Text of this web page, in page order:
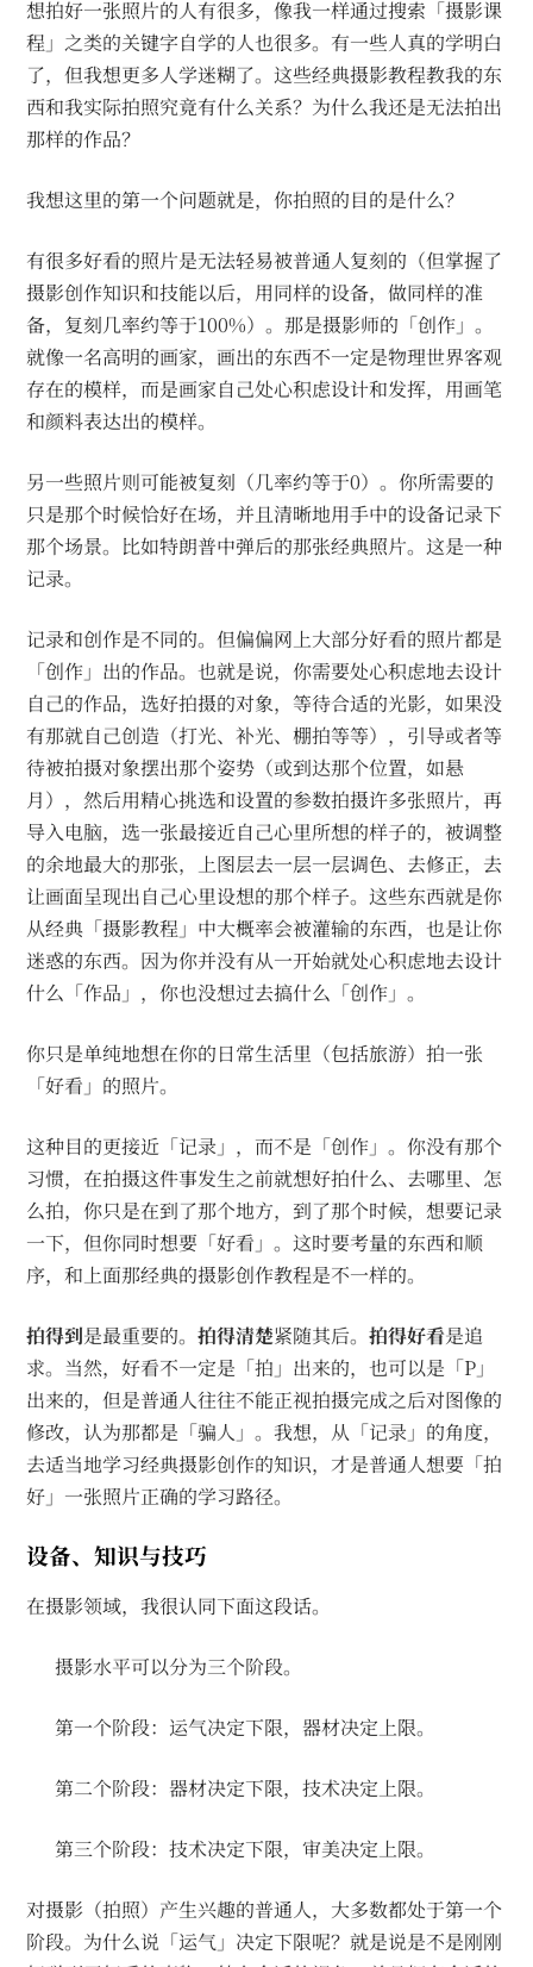
想拍好一张照片的人有很多，像我一样通过搜索「摄影课
程」之类的关键字自学的人也很多。有一些人真的学明白
了，但我想更多人学迷糊了。这些经典摄影教程教我的东
西和我实际拍照究竟有什么关系？为什么我还是无法拍出
那样的作品？
我想这里的第一个问题就是，你拍照的目的是什么？
有很多好看的照片是无法轻易被普通人复刻的（但掌握了
摄影创作知识和技能以后，用同样的设备，做同样的准
备，复刻几率约等于100%）。那是摄影师的「创作」。
就像一名高明的画家，画出的东西不一定是物理世界客观
存在的模样，而是画家自己处心积虑设计和发挥，用画笔
和颜料表达出的模样。
另一些照片则可能被复刻（几率约等于0）。你所需要的
只是那个时候恰好在场，并且清晰地用手中的设备记录下
那个场景。比如特朗普中弹后的那张经典照片。这是一种
记录。
记录和创作是不同的。但偏偏网上大部分好看的照片都是
「创作」出的作品。也就是说，你需要处心积虑地去设计
自己的作品，选好拍摄的对象，等待合适的光影，如果没
有那就自己创造（打光、补光、棚拍等等），引导或者等
待被拍摄对象摆出那个姿势（或到达那个位置，如悬
月），然后用精心挑选和设置的参数拍摄许多张照片，再
导入电脑，选一张最接近自己心里所想的样子的，被调整
的余地最大的那张，上图层去一层一层调色、去修正，去
让画面呈现出自己心里设想的那个样子。这些东西就是你
从经典「摄影教程」中大概率会被灌输的东西，也是让你
迷惑的东西。因为你并没有从一开始就处心积虑地去设计
什么「作品」，你也没想过去搞什么「创作」。
你只是单纯地想在你的日常生活里（包括旅游）拍一张
「好看」的照片。
这种目的更接近「记录」，而不是「创作」。你没有那个
习惯，在拍摄这件事发生之前就想好拍什么、去哪里、怎
么拍，你只是在到了那个地方，到了那个时候，想要记录
一下，但你同时想要「好看」。这时要考量的东西和顺
序，和上面那经典的摄影创作教程是不一样的。
拍得到是最重要的。拍得清楚紧随其后。拍得好看是追
求。当然，好看不一定是「拍」出来的，也可以是「P」
出来的，但是普通人往往不能正视拍摄完成之后对图像的
修改，认为那都是「骗人」。我想，从「记录」的角度，
去适当地学习经典摄影创作的知识，才是普通人想要「拍
好」一张照片正确的学习路径。
设备、知识与技巧
在摄影领域，我很认同下面这段话。
摄影水平可以分为三个阶段。
第一个阶段：运气决定下限，器材决定上限。
第二个阶段：器材决定下限，技术决定上限。
第三个阶段：技术决定下限，审美决定上限。
对摄影（拍照）产生兴趣的普通人，大多数都处于第一个
阶段。为什么说「运气」决定下限呢？就是说是不是刚刚